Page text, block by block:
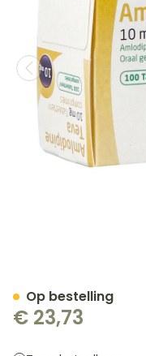
€ 23,73
Op bestelling